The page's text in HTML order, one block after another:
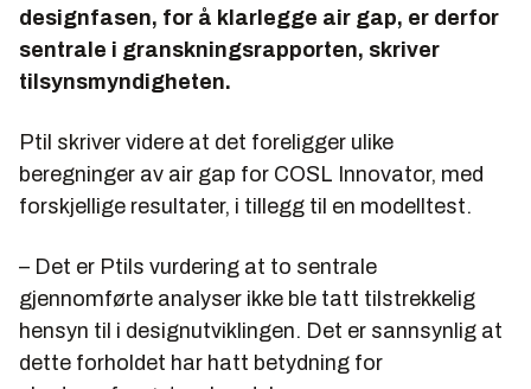
designfasen, for å klarlegge air gap, er derfor
sentrale i granskningsrapporten, skriver
tilsynsmyndigheten.
Ptil skriver videre at det foreligger ulike
beregninger av air gap for COSL Innovator, med
forskjellige resultater, i tillegg til en modelltest.
– Det er Ptils vurdering at to sentrale
gjennomførte analyser ikke ble tatt tilstrekkelig
hensyn til i designutviklingen. ​Det er sannsynlig at
dette forholdet har hatt betydning for